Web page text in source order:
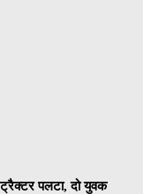
ट्रैक्टर पलटा, दो युवक